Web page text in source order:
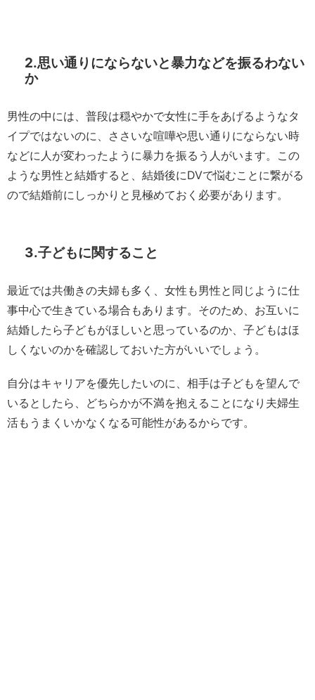
2.思い通りにならないと暴力などを振るわない
か
男性の中には、普段は穏やかで女性に手をあげるようなタ
イプではないのに、ささいな喧嘩や思い通りにならない時
などに人が変わったように暴力を振るう人がいます。この
ような男性と結婚すると、結婚後にDVで悩むことに繋がる
ので結婚前にしっかりと見極めておく必要があります。
3.子どもに関すること
最近では共働きの夫婦も多く、女性も男性と同じように仕
事中心で生きている場合もあります。そのため、お互いに
結婚したら子どもがほしいと思っているのか、子どもはほ
しくないのかを確認しておいた方がいいでしょう。
自分はキャリアを優先したいのに、相手は子どもを望んで
いるとしたら、どちらかが不満を抱えることになり夫婦生
活もうまくいかなくなる可能性があるからです。